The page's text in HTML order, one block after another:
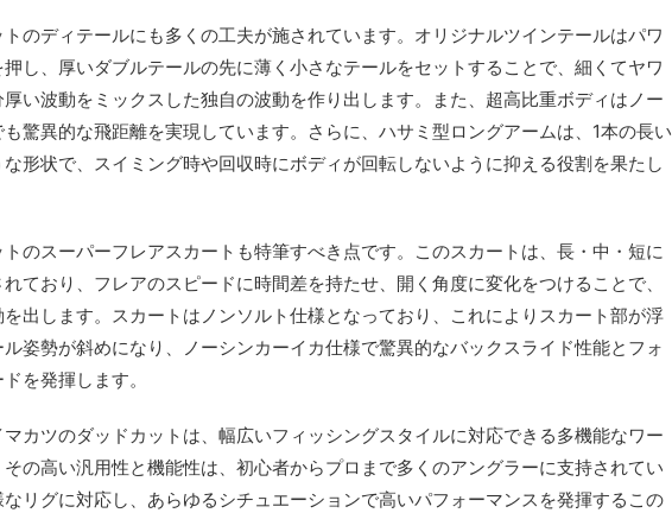
トのディテールにも多くの工夫が施されています。オリジナルツインテールはパワ
し、厚いダブルテールの先に薄く小さなテールをセットすることで、細くてヤワ
厚い波動をミックスした独自の波動を作り出します。また、超高比重ボディはノー
驚異的な飛距離を実現しています。さらに、ハサミ型ロングアームは、1本の長い
形状で、スイミング時や回収時にボディが回転しないように抑える役割を果たし
トのスーパーフレアスカートも特筆すべき点です。このスカートは、長・中・短に
ており、フレアのスピードに時間差を持たせ、開く角度に変化をつけることで、
出します。スカートはノンソルト仕様となっており、これによりスカート部が浮
姿勢が斜めになり、ノーシンカーイカ仕様で驚異的なバックスライド性能とフォ
を発揮します。
カツのダッドカットは、幅広いフィッシングスタイルに対応できる多機能なワー
その高い汎用性と機能性は、初心者からプロまで多くのアングラーに支持されてい
なリグに対応し、あらゆるシチュエーションで高いパフォーマンスを発揮するこの